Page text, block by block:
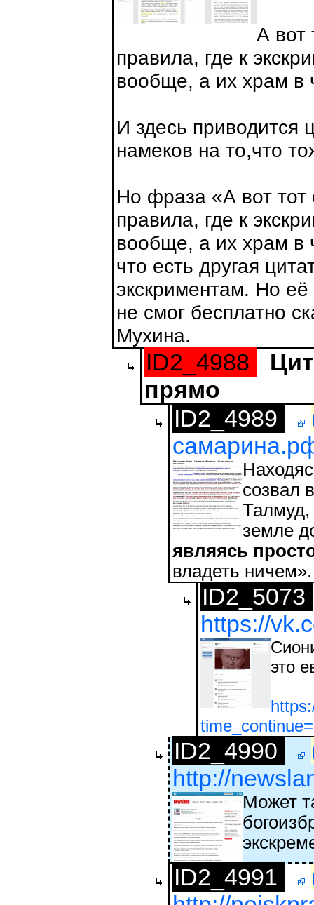
А вот
правила, где к
вообще, а их храм в
И здесь приводится
намеков на то,что
Но фраза «А вот тот
правила, где к
вообще, а их храм в
что есть другая
экскриментам. Но
не смог бесплатно
Мухина.
ID2_4988
прямо
ID2_4989
созвал
Талмуд,
земле
являясь
владеть ничем».
ID2_5073
https://
это
ID2_4990
http://
Может
ID2_4991